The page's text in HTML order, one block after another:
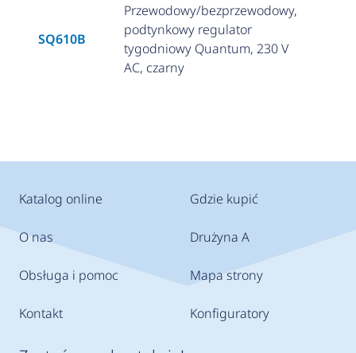
SQ610B
Przewodowy/bezprzewodowy,
podtynkowy regulator
tygodniowy Quantum, 230 V
AC, czarny
Katalog online
O nas
Obsługa i pomoc
Kontakt
Gdzie kupić
Drużyna A
Mapa strony
Konfiguratory